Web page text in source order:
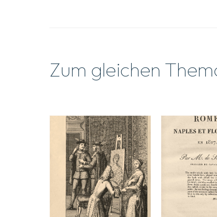
Zum gleichen